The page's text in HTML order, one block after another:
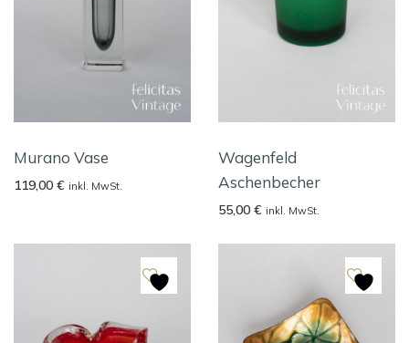
Murano Vase
119,00 € inkl. MwSt.
Wagenfeld
Aschenbecher
55,00 € inkl. MwSt.